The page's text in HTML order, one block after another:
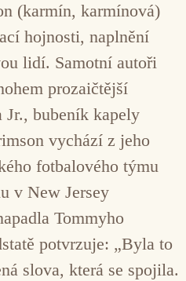
(karmín, karmínová)
hojnosti, naplnění
lidí. Samotní autoři
prozaičtější
Jr., bubeník kapely
vychází z jeho
fotbalového týmu
v New Jersey
Tommyho
potvrzuje: „Byla to
slova, která se spojila.